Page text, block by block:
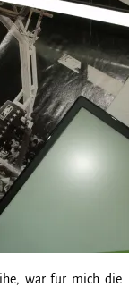
war für mich die